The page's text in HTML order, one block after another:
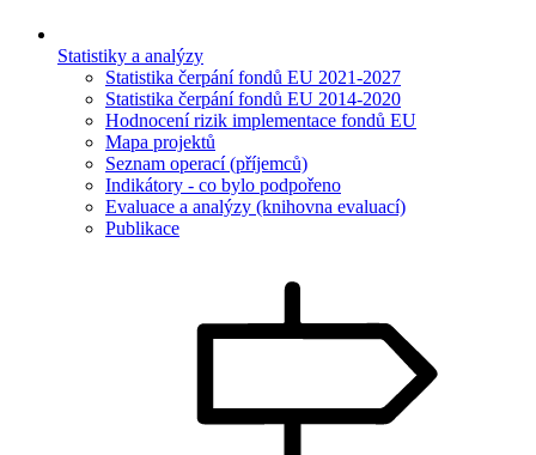
Statistiky a analýzy
Statistika čerpání fondů EU 2021-2027
Statistika čerpání fondů EU 2014-2020
Hodnocení rizik implementace fondů EU
Mapa projektů
Seznam operací (příjemců)
Indikátory - co bylo podpořeno
Evaluace a analýzy (knihovna evaluací)
Publikace